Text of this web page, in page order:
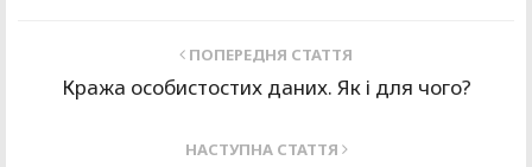
ПОПЕРЕДНЯ СТАТТЯ
Кража особистостих даних. Як і для чого?
НАСТУПНА СТАТТЯ